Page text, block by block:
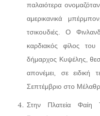
παλαιότερα
αμερικανικά
τσικουδιές. Ο
καρδιακός φίλος του
δήμαρχος Κυψέλης,
απονέμει, σε ειδική
Σεπτέμβριο στο
Στην Πλατεία Φαίη